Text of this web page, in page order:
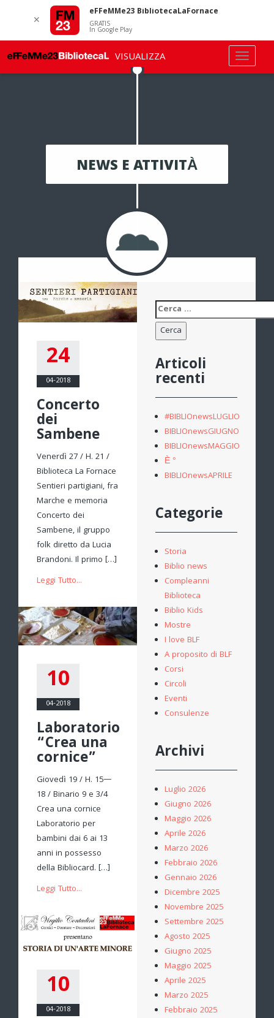
NEWS E ATTIVITÀ
24
04-2018
Concerto
dei
Sambene
Venerdì 27 / H. 21 /
Biblioteca La Fornace
Sentieri partigiani, fra
Marche e memoria
Concerto dei
Sambene, il gruppo
folk diretto da Lucia
Brandoni. Il primo […]
Leggi Tutto...
10
04-2018
Laboratorio
“Crea una
cornice”
Giovedì 19 / H. 15—
18 / Binario 9 e 3/4
Crea una cornice
Laboratorio per
bambini dai 6 ai 13
anni in possesso
della Bibliocard. […]
Leggi Tutto...
10
04-2018
Ricerca
per:
Articoli
recenti
#BIBLIOnewsLUGLIO
BIBLIOnewsGIUGNO
BIBLIOnewsMAGGIO
È °
BIBLIOnewsAPRILE
Categorie
Storia
Biblio news
Compleanni
Biblioteca
Biblio Kids
Mostre
I love BLF
A proposito di BLF
Corsi
Circoli
Eventi
Consulenze
Archivi
Luglio 2026
Giugno 2026
Maggio 2026
Aprile 2026
Marzo 2026
Febbraio 2026
Gennaio 2026
Dicembre 2025
Novembre 2025
Settembre 2025
Agosto 2025
Giugno 2025
Maggio 2025
Aprile 2025
Marzo 2025
Febbraio 2025
✕
eFFeMMe23 BibliotecaLaFornace
GRATIS
In Google Play
VISUALIZZA